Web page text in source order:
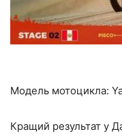
Модель мотоцикла:
Кращий результат у